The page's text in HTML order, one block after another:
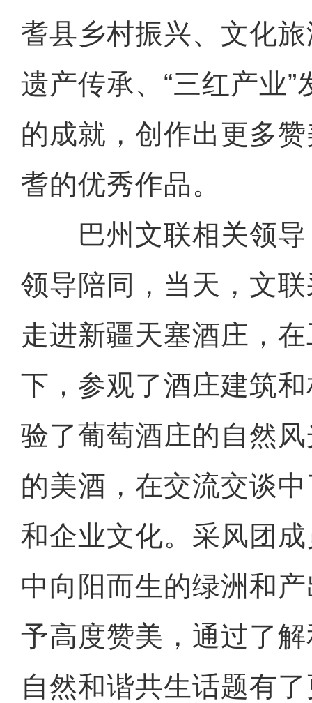
耆县乡村振兴、文化
遗产传承、“三红产业
的成就，创作出更多
耆的优秀作品。
巴州文联相关领导
领导陪同，当天，文
走进新疆天塞酒庄，
下，参观了酒庄建筑
验了葡萄酒庄的自然
的美酒，在交流交谈
和企业文化。采风团
中向阳而生的绿洲和
予高度赞美，通过了
自然和谐共生话题有